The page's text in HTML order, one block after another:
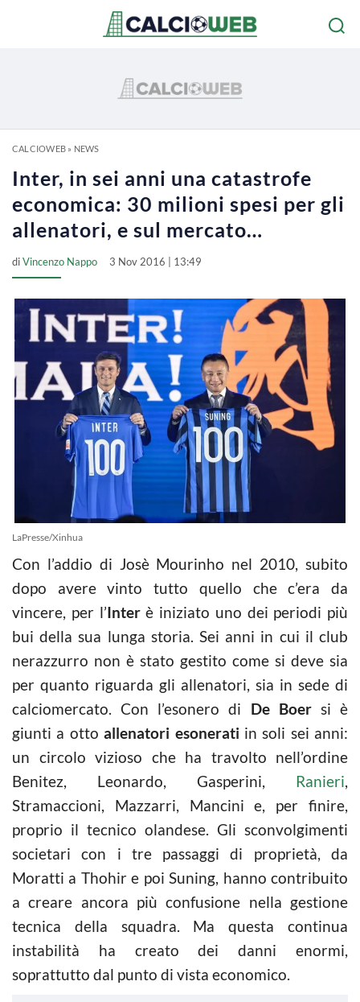
CALCIOWEB» NEWS
Inter, in sei anni una catastrofe
economica: 30 milioni spesi per gli
allenatori, e sul mercato…
diVincenzo Nappo 3 Nov 2016 | 13:49
LaPresse/Xinhua
Con l’addio di Josè Mourinho nel 2010, subito
dopo avere vinto tutto quello che c’era da
vincere, per l’Interè iniziato uno dei periodi più
bui della sua lunga storia. Sei anni in cui il club
nerazzurro non è stato gestito come si deve sia
per quanto riguarda gli allenatori, sia in sede di
calciomercato. Con l’esonero di De Boersi è
giunti a ottoallenatori esonerati in soli sei anni:
un circolo vizioso che ha travolto nell’ordine
Benitez, Leonardo, Gasperini, Ranieri,
Stramaccioni, Mazzarri, Mancini e, per finire,
proprio il tecnico olandese. Gli sconvolgimenti
societari con i tre passaggi di proprietà, da
Moratti a Thohir e poi Suning, hanno contribuito
a creare ancora più confusione nella gestione
tecnica della squadra. Ma questa continua
instabilità ha creato dei danni enormi,
soprattutto dal punto di vista economico.